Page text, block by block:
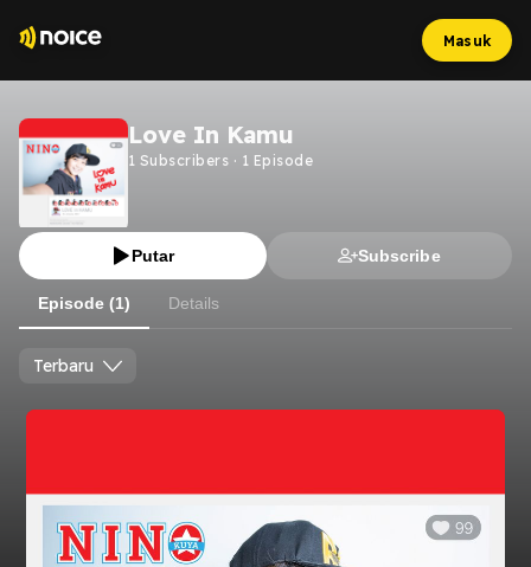
Masuk
Love In Kamu
1 Subscribers · 1 Episode
Putar Subscribe
Episode (1) Details
Terbaru